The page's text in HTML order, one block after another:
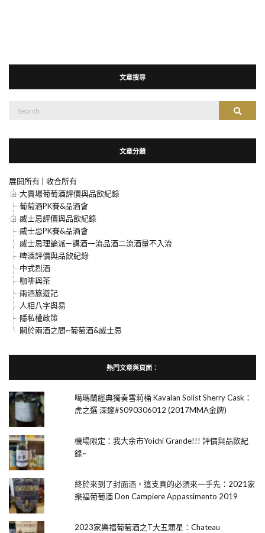
文章搜尋
搜尋
文章分類
展開所有
收合所有
大賣場葡萄酒評價與品飲紀錄
葡萄酒PK賽&品酒會
威士忌評價與品飲紀錄
威士忌PK賽&品酒會
威士忌理論派—講酒一流品酒二流酒量不入流
啤酒評價與品飲紀錄
中式烈酒
咖啡與茶
兩酒旅遊記
人相八字與易
隱私權政策
關於兩酒之間~葡萄酒&威士忌
熱門文章與頁面︰
噶瑪蘭經典獨奏雪莉桶 Kavalan Solist Sherry Cask：
虎之選 深邃#S090306012 (2017MMA金牌)
機場限定：我大余市Yoichi Grande!!! 評價與品飲紀
錄~
終於來到了封面酒，這支真的必須來一手先：2021家
樂福葡萄酒 Don Campiere Appassimento 2019
2023家樂福葡萄酒之T大五顆星：Chateau